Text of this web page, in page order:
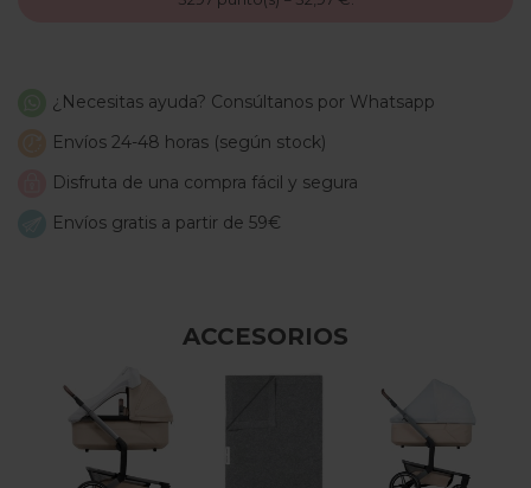
¿Necesitas ayuda? Consúltanos por Whatsapp
Envíos 24-48 horas (según stock)
Disfruta de una compra fácil y segura
Envíos gratis a partir de 59€
ACCESORIOS